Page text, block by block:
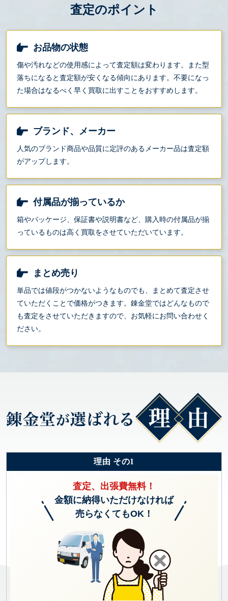
査定のポイント
お品物の状態
傷や汚れなどの使用感によって査定額は変わります。また型
落ちになると査定額が安くなる傾向にあります。不要になっ
た場合はなるべく早く買取に出すことをおすすめします。
ブランド、メーカー
人気のブランド商品や品質に定評のあるメーカー品は査定額
がアップします。
付属品が揃っているか
箱やパッケージ、保証書や説明書など、購入時の付属品が揃
っているものは高く買取をさせていただいています。
まとめ売り
単品では値段がつかないようなものでも、まとめて査定させ
ていただくことで価格がつきます。錬金堂ではどんなもので
も査定をさせていただきますので、お気軽にお問い合わせく
ださい。
理由 その1
査定、出張費無料！
金額に納得いただけなければ
売らなくてもOK！